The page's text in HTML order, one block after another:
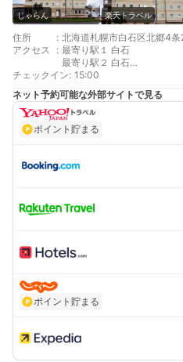
じゃらん 楽天トラベル
住所 : 北海道札幌市白石区北郷4
アクセス
: 最寄り駅１ 白石
最寄り駅２ 白石
補足 車／駐車場の1区画を
頂いております。近隣の工
の所要時間】・大谷地流通
(5分)・東苗穂工業団地(10
チェックイン: 15:00
ネット予約可能な外部サイトで見る
ポイント貯まる
ポイント貯まる